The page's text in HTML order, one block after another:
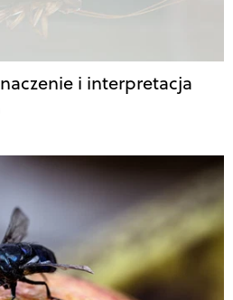
i interpretacja